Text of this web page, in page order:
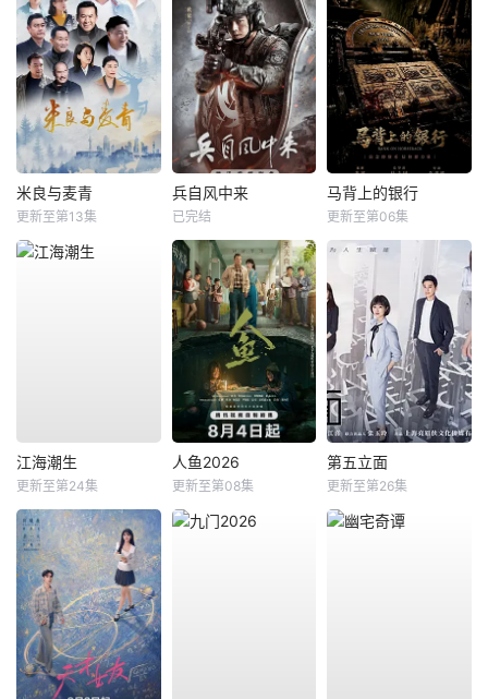
米良与麦青
更新至第13集
兵自风中来
已完结
马背上的银行
更新至第06集
江海潮生
更新至第24集
人鱼2026
更新至第08集
第五立面
更新至第26集